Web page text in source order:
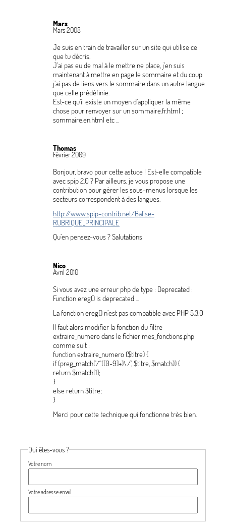
Mars
Mars 2008
Je suis en train de travailler sur un site qui utilise ce
que tu décris.
J’ai pas eu de mal à le mettre ne place, j’en suis
maintenant à mettre en page le sommaire et du coup
j’ai pas de liens vers le sommaire dans un autre langue
que celle prédéfinie.
Est-ce qu’il existe un moyen d’appliquer la même
chose pour renvoyer sur un sommaire.fr.html ;
sommaire.en.html etc ...
Thomas
Février 2009
Bonjour, bravo pour cette astuce ! Est-elle compatible
avec spip 2.0 ? Par ailleurs, je vous propose une
contribution pour gérer les sous-menus lorsque les
secteurs correspondent à des langues.
http://www.spip-contrib.net/Balise-
RUBRIQUE_PRINCIPALE
Qu’en pensez-vous ? Salutations
Nico
Avril 2010
Si vous avez une erreur php de type : Deprecated :
Function ereg() is deprecated ...
La fonction ereg() n’est pas compatible avec PHP 5.3.0
Il faut alors modifier la fonction du filtre
extraire_numero dans le fichier mes_fonctions.php
comme suit :
function extraire_numero ($titre) {
if (preg_match('/^([0-9]+)\./', $titre, $match)) {
return $match[1];
}
else return $titre;
}
Merci pour cette technique qui fonctionne très bien.
Qui êtes-vous ?
Votre nom
Votre adresse email